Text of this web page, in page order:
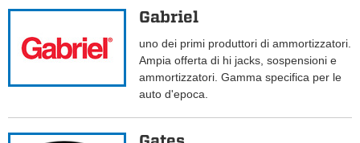
Gabriel
uno dei primi produttori di ammortizzatori.
Ampia offerta di hi jacks, sospensioni e
ammortizzatori. Gamma specifica per le
auto d'epoca.